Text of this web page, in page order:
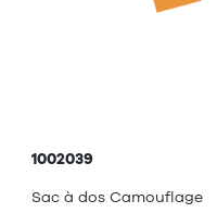
1002039
Sac à dos Camouflage